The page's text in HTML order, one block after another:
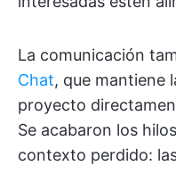
La comunicación
Chat, que mantiene
proyecto
Se acabaron los
contexto perdido: